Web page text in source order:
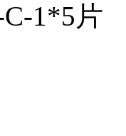
1*5片